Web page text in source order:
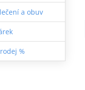
a obuv
%